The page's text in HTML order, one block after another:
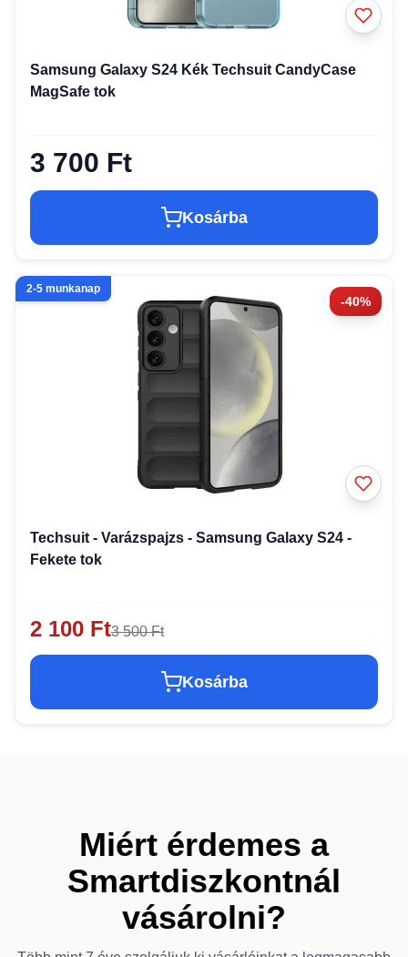
Samsung Galaxy S24 Kék Techsuit CandyCase
MagSafe tok
3 700 Ft
Kosárba
-40%
2-5 munkanap
Techsuit - Varázspajzs - Samsung Galaxy S24 -
Fekete tok
2 100 Ft3 500 Ft
Kosárba
Miért érdemes a
Smartdiszkontnál
vásárolni?